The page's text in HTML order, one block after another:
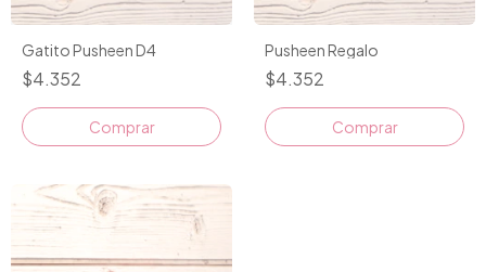
Gatito Pusheen D4
$4.352
Comprar
Pusheen Regalo
$4.352
Comprar